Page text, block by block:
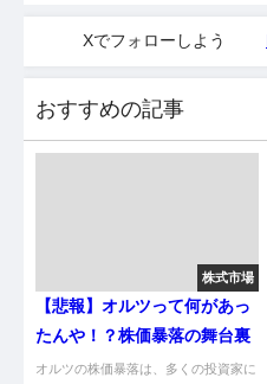
Xでフォローしよう
おすすめの記事
株式市場
【悲報】オルツって何があっ
たんや！？株価暴落の舞台裏
オルツの株価暴落は、多くの投資家に